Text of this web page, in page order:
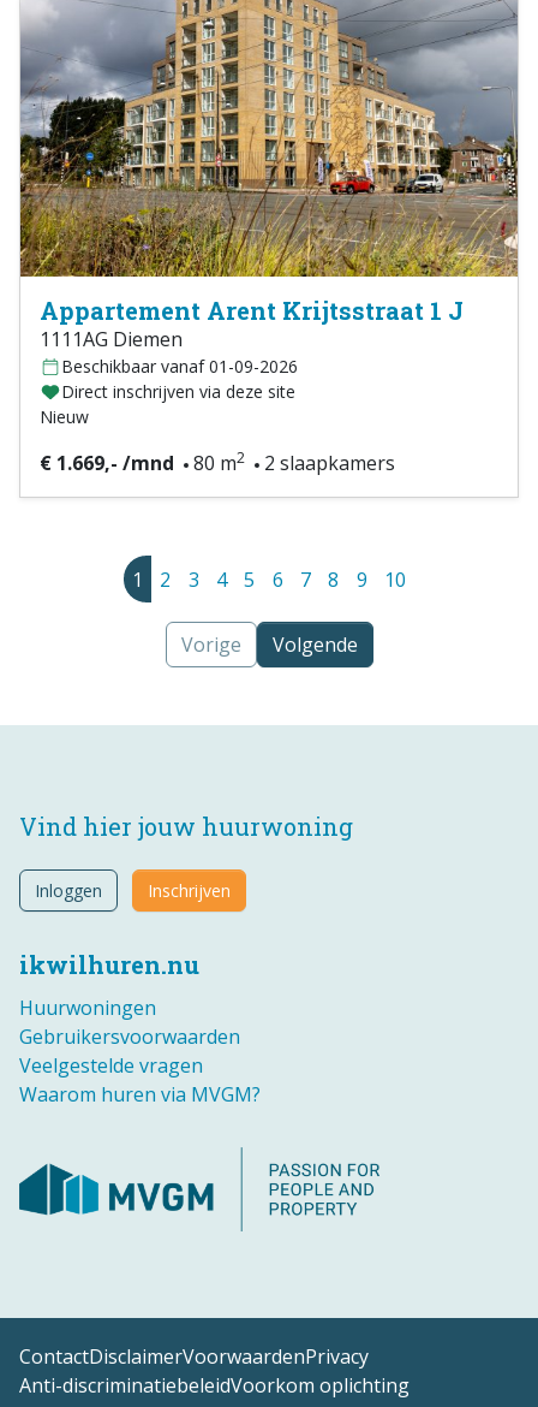
Appartement Arent Krijtsstraat 1 J
1111AG Diemen
Beschikbaar vanaf 01-09-2026
Direct inschrijven via deze site
Nieuw
€ 1.669,- /mnd 80 m2 2 slaapkamers
1 2 3 4 5 6 7 8 9 10
Vorige Volgende
ikwilhuren.nu
Huurwoningen
Gebruikersvoorwaarden
Veelgestelde vragen
Waarom huren via MVGM?
Vind hier jouw huurwoning
Inloggen Inschrijven
ContactDisclaimerVoorwaardenPrivacy
Anti-discriminatiebeleidVoorkom oplichting